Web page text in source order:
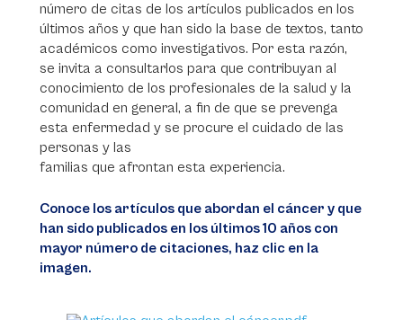
número de citas de los artículos publicados en los
últimos años y que han sido la base de textos, tanto
académicos como investigativos. Por esta razón,
se invita a consultarlos para que contribuyan al
conocimiento de los profesionales de la salud y la
comunidad en general, a fin de que se prevenga
esta enfermedad y se procure el cuidado de las
personas y las
familias que afrontan esta experiencia.
Conoce los artículos que abordan el cáncer y que
han sido publicados en los últimos 10 años con
mayor número de citaciones, haz clic en la
imagen.